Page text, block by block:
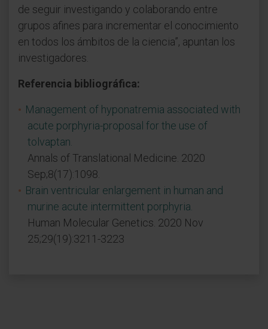
de seguir investigando y colaborando entre
grupos afines para incrementar el conocimiento
en todos los ámbitos de la ciencia”, apuntan los
investigadores.
Referencia bibliográfica:
Management of hyponatremia associated with
acute porphyria-proposal for the use of
tolvaptan.
Annals of Translational Medicine. 2020
Sep;8(17):1098.
Brain ventricular enlargement in human and
murine acute intermittent porphyria.
Human Molecular Genetics. 2020 Nov
25;29(19):3211-3223